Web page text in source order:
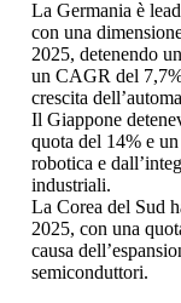
La Germania è
con una
2025, detenendo
un CAGR del
crescita
Il Giappone
quota del 14% e
robotica e
industriali.
La Corea del Sud
2025, con una
causa
semiconduttori.